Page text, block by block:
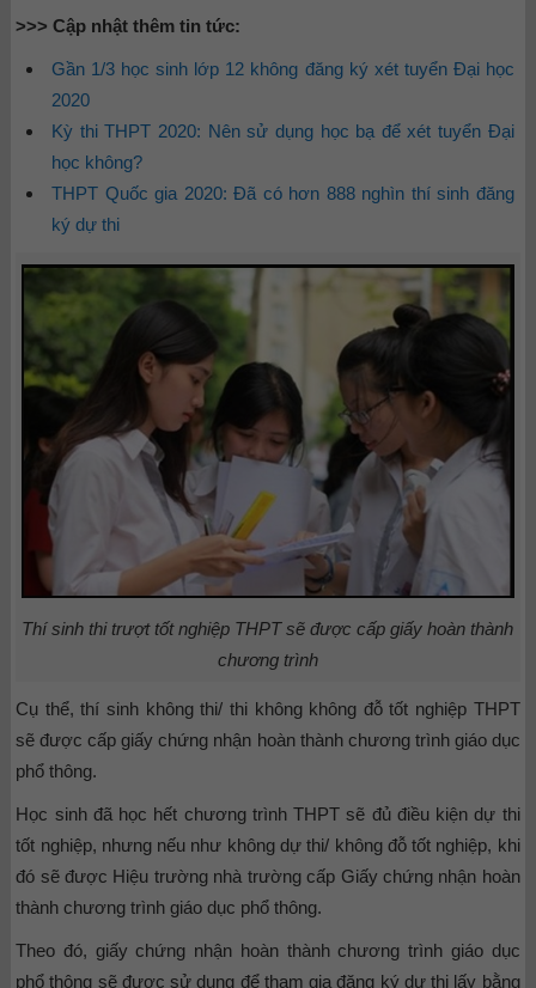
>>> Cập nhật thêm tin tức:
Gần 1/3 học sinh lớp 12 không đăng ký xét tuyển Đại học
2020
Kỳ thi THPT 2020: Nên sử dụng học bạ để xét tuyển Đại
học không?
THPT Quốc gia 2020: Đã có hơn 888 nghìn thí sinh đăng
ký dự thi
Thí sinh thi trượt tốt nghiệp THPT sẽ được cấp giấy hoàn thành
chương trình
Cụ thể, thí sinh không thi/ thi không không đỗ tốt nghiệp THPT
sẽ được cấp giấy chứng nhận hoàn thành chương trình giáo dục
phổ thông.
Học sinh đã học hết chương trình THPT sẽ đủ điều kiện dự thi
tốt nghiệp, nhưng nếu như không dự thi/ không đỗ tốt nghiệp, khi
đó sẽ được Hiệu trường nhà trường cấp Giấy chứng nhận hoàn
thành chương trình giáo dục phổ thông.
Theo đó, giấy chứng nhận hoàn thành chương trình giáo dục
phổ thông sẽ được sử dụng để tham gia đăng ký dự thi lấy bằng